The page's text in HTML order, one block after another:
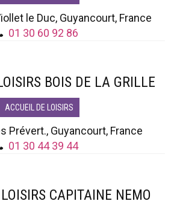
le Duc, Guyancourt, France
01 30 60 92 86
BOIS DE LA GRILLE
ACCUEIL DE LOISIRS
Prévert., Guyancourt, France
01 30 44 39 44
CAPITAINE NEMO